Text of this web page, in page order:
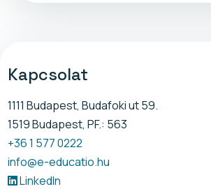
Kapcsolat
1111 Budapest, Budafoki ut 59.
1519 Budapest, PF.: 563
+36 1 577 0222
info@e-educatio.hu
LinkedIn